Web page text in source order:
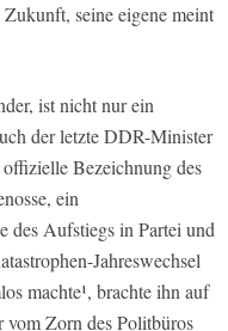
seine eigene meint
ist nicht nur ein
der letzte DDR-Minister
Bezeichnung des
ein
des Aufstiegs in Partei und
Jahreswechsel
machte¹, brachte ihn auf
vom Zorn des Politbüros